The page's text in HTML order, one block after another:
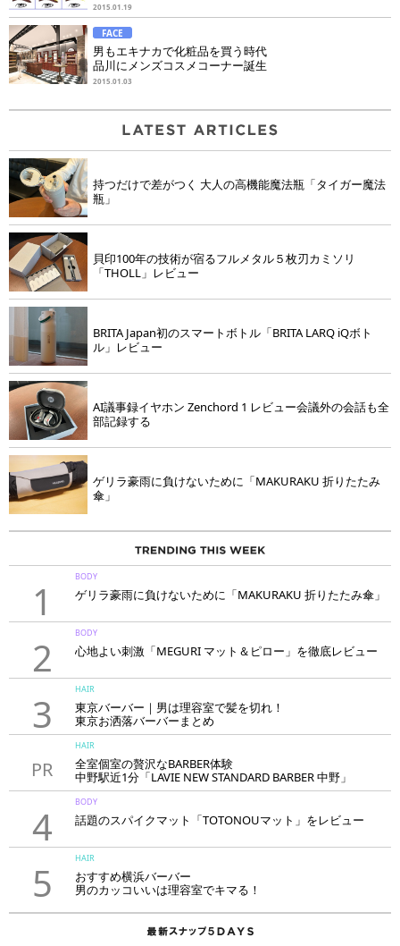
2015.01.19
FACE
男もエキナカで化粧品を買う時代
品川にメンズコスメコーナー誕生
2015.01.03
持つだけで差がつく 大人の高機能魔法瓶「タイガー魔法
瓶」
貝印100年の技術が宿るフルメタル５枚刃カミソリ
「THOLL」レビュー
BRITA Japan初のスマートボトル「BRITA LARQ iQボト
ル」レビュー
AI議事録イヤホン Zenchord 1 レビュー会議外の会話も全
部記録する
ゲリラ豪雨に負けないために「MAKURAKU 折りたたみ
傘」
1
BODY
ゲリラ豪雨に負けないために「MAKURAKU 折りたたみ傘」
2
BODY
心地よい刺激「MEGURI マット＆ピロー」を徹底レビュー
3
HAIR
東京バーバー｜男は理容室で髪を切れ！
東京お洒落バーバーまとめ
PR
HAIR
全室個室の贅沢なBARBER体験
中野駅近1分「LAVIE NEW STANDARD BARBER 中野」
4
BODY
話題のスパイクマット「TOTONOUマット」をレビュー
5
HAIR
おすすめ横浜バーバー
男のカッコいいは理容室でキマる！